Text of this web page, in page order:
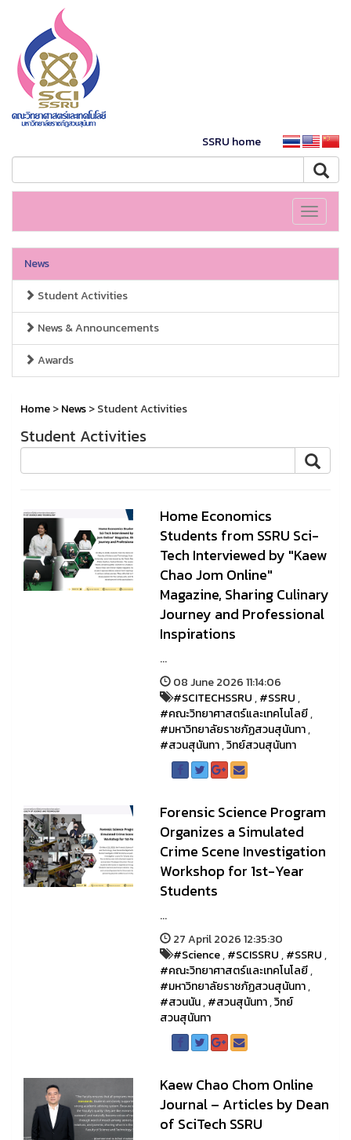
SSRU home
Toggle
News
Student Activities
News & Announcements
Awards
Home>News> Student Activities
Student Activities
Home Economics
Students from SSRU Sci-
Tech Interviewed by "Kaew
Chao Jom Online"
Magazine, Sharing Culinary
Journey and Professional
Inspirations
...
08 June 2026 11:14:06
#SCITECHSSRU,#SSRU,
#คณะวิทยาศาสตร์และเทคโนโลยี,
#มหาวิทยาลัยราชภัฏสวนสุนันทา,
#สวนสุนันทา,วิทย์สวนสุนันทา
Forensic Science Program
Organizes a Simulated
Crime Scene Investigation
Workshop for 1st-Year
Students
...
27 April 2026 12:35:30
#Science,#SCISSRU,#SSRU,
#คณะวิทยาศาสตร์และเทคโนโลยี,
#มหาวิทยาลัยราชภัฏสวนสุนันทา,
#สวนนัน,#สวนสุนันทา,วิทย์
สวนสุนันทา
Kaew Chao Chom Online
Journal – Articles by Dean
of SciTech SSRU